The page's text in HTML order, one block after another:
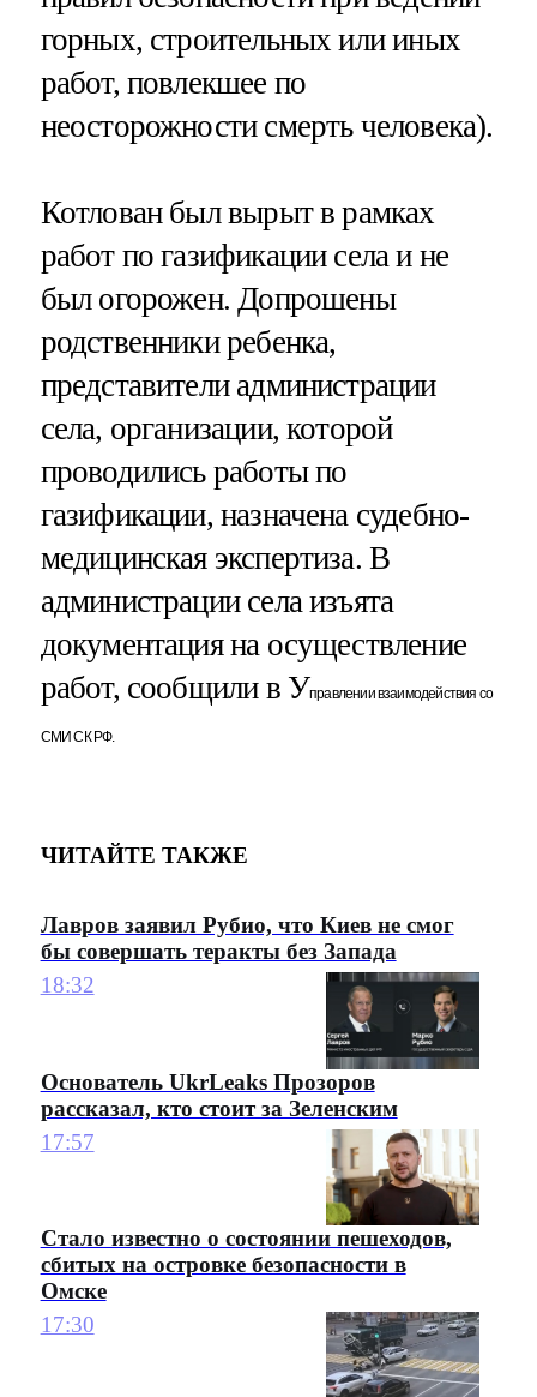
горных, строительных или иных
работ, повлекшее по
неосторожности смерть человека).
Котлован был вырыт в рамках
работ по газификации села и не
был огорожен. Допрошены
родственники ребенка,
представители администрации
села, организации, которой
проводились работы по
газификации, назначена судебно-
медицинская экспертиза. В
администрации села изъята
документация на осуществление
работ, сообщили в Управлении взаимодействия со
СМИ СК РФ.
ЧИТАЙТЕ ТАКЖЕ
Лавров заявил Рубио, что Киев не смог
бы совершать теракты без Запада
18:32
Основатель UkrLeaks Прозоров
рассказал, кто стоит за Зеленским
17:57
Стало известно о состоянии пешеходов,
сбитых на островке безопасности в
Омске
17:30